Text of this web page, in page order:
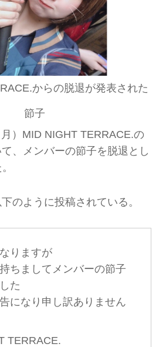
からの脱退が発表された
節子
）MID NIGHT TERRACE.の
、メンバーの節子を脱退とし
のように投稿されている。
りますが
ちましてメンバーの節子
た
になり申し訳ありません
TERRACE.